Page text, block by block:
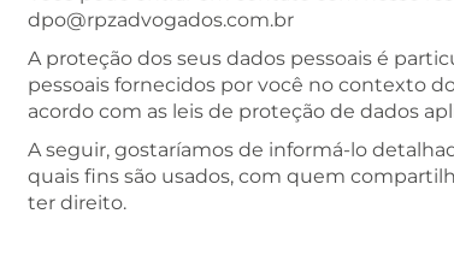
dpo@rpzadvogados.com.br
A proteção dos seus dados pessoais é
pessoais fornecidos por você no contexto
acordo com as leis de proteção de dados
A seguir, gostaríamos de informá-lo
quais fins são usados, com quem
ter direito.